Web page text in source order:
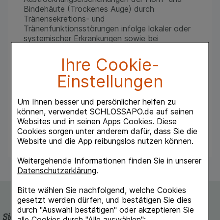
Ihre Cookie-
Einstellungen
Um Ihnen besser und persönlicher helfen zu
können, verwendet SCHLOSSAPO.de auf seinen
Websites und in seinen Apps Cookies. Diese
Cookies sorgen unter anderem dafür, dass Sie die
Website und die App reibungslos nutzen können.
Weitergehende Informationen finden Sie in unserer
Datenschutzerklärung.
Bitte wählen Sie nachfolgend, welche Cookies
gesetzt werden dürfen, und bestätigen Sie dies
durch "Auswahl bestätigen" oder akzeptieren Sie
Bindehäute (Trockenes Auge) durch
Tränensekretions- und
Tränenfunktionsstörungen infolge lokaler oder
systemischer Erkrankungen sowie bei
was sich z.B. in Augenbrennen,
Fremdkörpergefühl und Lichtscheu bei Wind,
Hitze und Ermüdung äußern kann. Zur
Benetzung und Nachbenetzung von harten
Kontaktlinsen.
Warnhinweise: Arzneimittel für Kinder
unzugänglich aufbewahren. Enthält Phosphate.
Packungsbeilage beachten. Apothekenpflichtig.
Sicherheit und Qualität